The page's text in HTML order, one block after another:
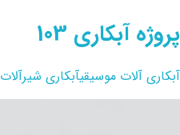
پروژه آبکاری 103
آبکاری آلات موسیقیآبکاری شیرآلات